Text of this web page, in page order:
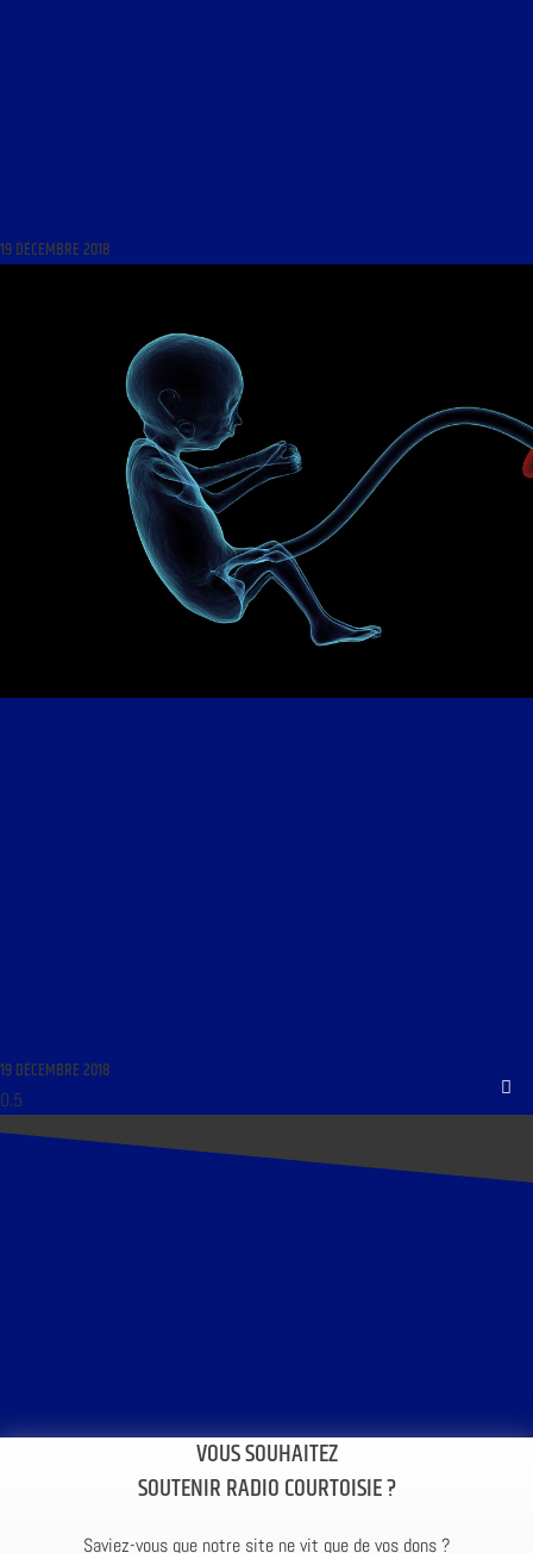
19 DÉCEMBRE 2018
19 DÉCEMBRE 2018
VOUS SOUHAITEZ
SOUTENIR RADIO COURTOISIE ?
Saviez-vous que notre site ne vit que de vos dons ?